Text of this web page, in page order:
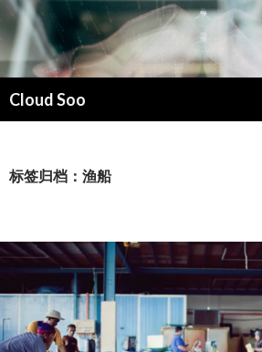
Cloud Soo
索
文
标签归档：渔船